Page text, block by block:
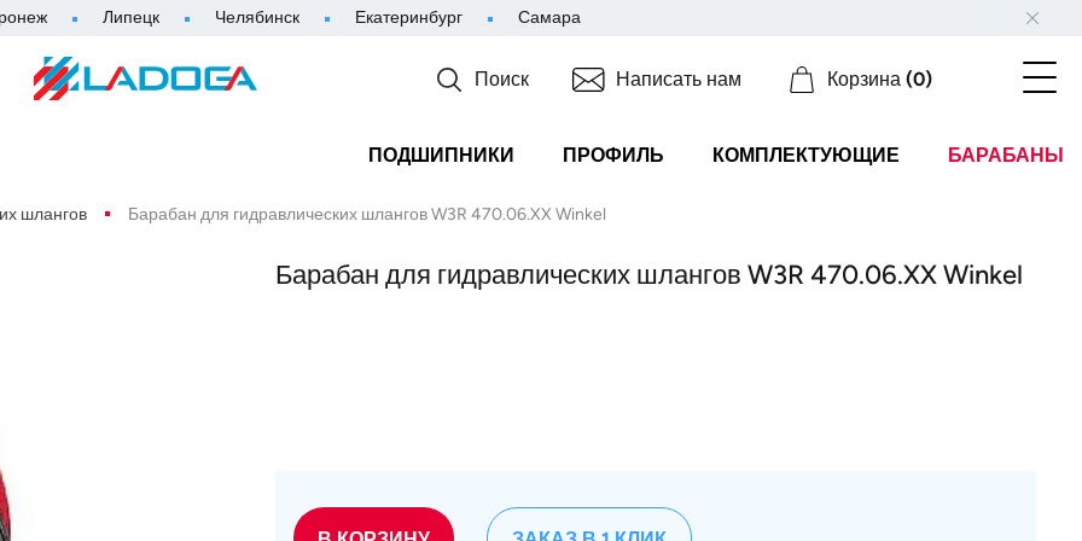
Липецк Челябинск Екатеринбург Самара
Поиск Написать нам Корзина (0)
ПОДШИПНИКИ ПРОФИЛЬ КОМПЛЕКТУЮЩИЕ БАРАБАНЫ
шлангов Барабан для гидравлических шлангов W3R 470.06.XX Winkel
Барабан для гидравлических шлангов W3R 470.06.XX Winkel